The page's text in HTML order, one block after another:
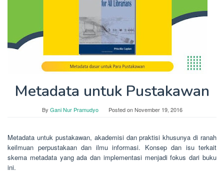
Metadata untuk Pustakawan
By Gani Nur Pramudyo Posted onNovember 19, 2016
Metadata untuk pustakawan, akademisi dan praktisi khusunya di ranah
keilmuan perpustakaan dan ilmu informasi. Konsep dan isu terkait
skema metadata yang ada dan implementasi menjadi fokus dari buku
ini.